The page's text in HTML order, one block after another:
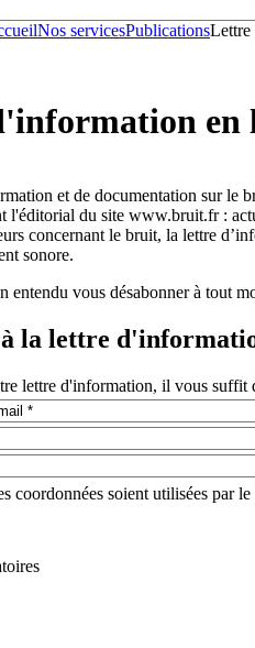
Nos servicesPublications
en
et de documentation sur le
l'éditorial du site www.bruit.fr :
concernant le bruit, la lettre
sonore.
entendu vous désabonner à tout
la lettre
lettre d'information, il vous suffit
coordonnées soient utilisées par